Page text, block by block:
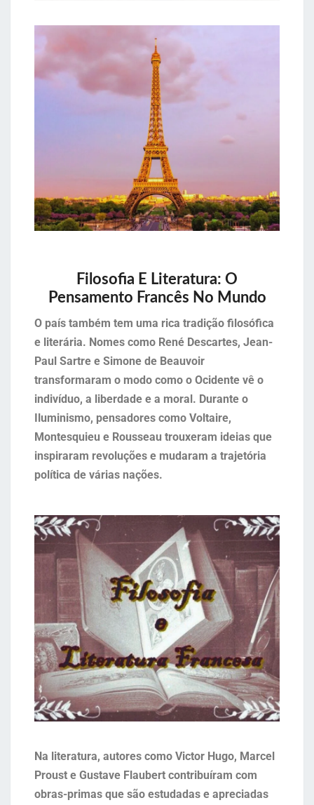
Filosofia E Literatura: O
Pensamento Francês No Mundo
O país também tem uma rica tradição filosófica
e literária. Nomes como René Descartes, Jean-
Paul Sartre e Simone de Beauvoir
transformaram o modo como o Ocidente vê o
indivíduo, a liberdade e a moral. Durante o
Iluminismo, pensadores como Voltaire,
Montesquieu e Rousseau trouxeram ideias que
inspiraram revoluções e mudaram a trajetória
política de várias nações.
Na literatura, autores como Victor Hugo, Marcel
Proust e Gustave Flaubert contribuíram com
obras-primas que são estudadas e apreciadas